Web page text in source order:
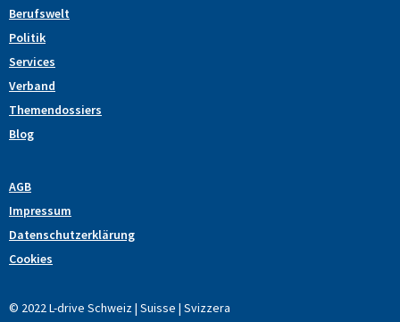
Berufswelt
Politik
Services
Verband
Themendossiers
Blog
AGB
Impressum
Datenschutzerklärung
Cookies
© 2022 L-drive Schweiz | Suisse | Svizzera